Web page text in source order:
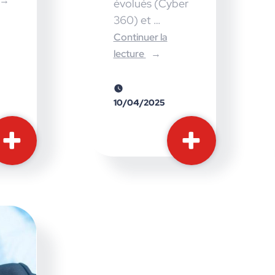
évolués (Cyber
360) et …
Continuer la
lecture
10/04/2025